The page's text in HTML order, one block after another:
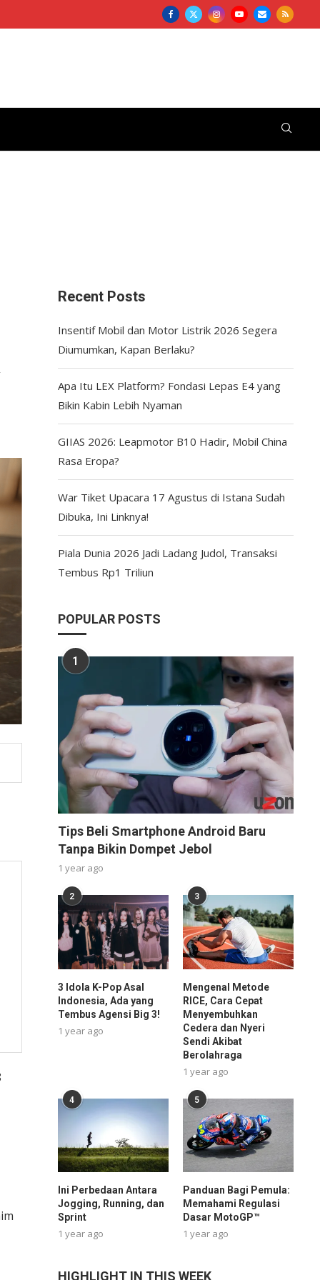
Recent Posts
Insentif Mobil dan Motor Listrik 2026 Segera
Diumumkan, Kapan Berlaku?
Apa Itu LEX Platform? Fondasi Lepas E4 yang
Bikin Kabin Lebih Nyaman
GIIAS 2026: Leapmotor B10 Hadir, Mobil China
Rasa Eropa?
War Tiket Upacara 17 Agustus di Istana Sudah
Dibuka, Ini Linknya!
Piala Dunia 2026 Jadi Ladang Judol, Transaksi
Tembus Rp1 Triliun
POPULAR POSTS
1
Tips Beli Smartphone Android Baru
Tanpa Bikin Dompet Jebol
1 year ago
2
3 Idola K-Pop Asal
Indonesia, Ada yang
Tembus Agensi Big 3!
1 year ago
3
Mengenal Metode
RICE, Cara Cepat
Menyembuhkan
Cedera dan Nyeri
Sendi Akibat
Berolahraga
1 year ago
4
Ini Perbedaan Antara
Jogging, Running, dan
Sprint
1 year ago
5
Panduan Bagi Pemula:
Memahami Regulasi
Dasar MotoGP™
1 year ago
HIGHLIGHT IN THIS WEEK